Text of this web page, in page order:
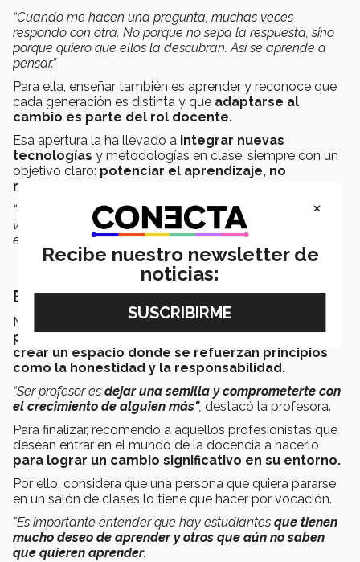
“Cuando me hacen una pregunta, muchas veces
respondo con otra. No porque no sepa la respuesta, sino
porque quiero que ellos la descubran. Así se aprende a
pensar.”
Para ella, enseñar también es aprender y reconoce que
cada generación es distinta y que adaptarse al
cambio es parte del rol docente.
Esa apertura la ha llevado a integrar nuevas
tecnologías y metodologías en clase, siempre con un
objetivo claro: potenciar el aprendizaje, no
reemplazarlo.
“Cada grupo es diferente. Lo que funcionó con unos, tal
vez no funcione con otros. Tienes que moverte con ellos,
evolucionar con ellos.”,externó la profesora.
Enseñar con propósito
Más allá de los números, Zitlalic busca
personas con valores
crear un espacio donde se refuerzan principios
como la honestidad y la responsabilidad.
“Ser profesor es dejar una semilla y comprometerte con
el crecimiento de alguien más", destacó la profesora.
Para finalizar, recomendó a aquellos profesionistas que
desean entrar en el mundo de la docencia a hacerlo
para lograr un cambio significativo en su entorno.
Por ello, considera que una persona que quiera pararse
en un salón de clases lo tiene que hacer por vocación.
"Es importante entender que hay estudiantes que tienen
mucho deseo de aprender y otros que aún no saben
que quieren aprender.
×
Recibe nuestro newsletter de
noticias: